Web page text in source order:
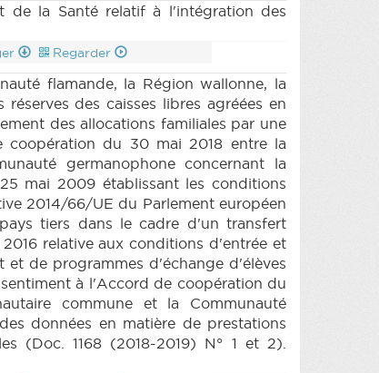
la Santé relatif à l'intégration des
Regarder
flamande, la Région wallonne, la
des caisses libres agréées en
des allocations familiales par une
coopération du 30 mai 2018 entre la
germanophone concernant la
mai 2009 établissant les conditions
2014/66/UE du Parlement européen
tiers dans le cadre d'un transfert
relative aux conditions d'entrée et
de programmes d'échange d'élèves
à l'Accord de coopération du
commune et la Communauté
données en matière de prestations
(Doc. 1168 (2018-2019) N° 1 et 2).